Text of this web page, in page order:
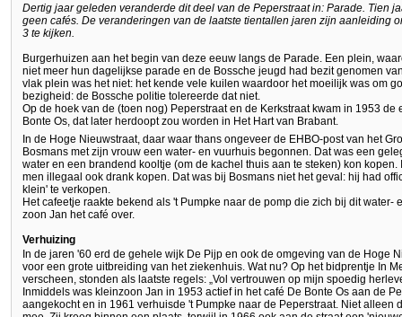
Dertig jaar geleden veranderde dit deel van de Peperstraat in: Parade. Tien
geen cafés. De veranderingen van de laatste tientallen jaren zijn aanleiding
3 te kijken.
Burgerhuizen aan het begin van deze eeuw langs de Parade. Een plein,
niet meer hun dagelijkse parade en de Bossche jeugd had bezit genomen
vlak plein was het niet: het kende vele kuilen waardoor het moeilijk was om
bezigheid: de Bossche politie tolereerde dat niet.
Op de hoek van de (toen nog) Peperstraat en de Kerkstraat kwam in 1953
Bonte Os, dat later herdoopt zou worden in Het Hart van Brabant.
In de Hoge Nieuwstraat, daar waar thans ongeveer de EHBO-post van het
Bosmans met zijn vrouw een water- en vuurhuis begonnen. Dat was een
water en een brandend kooltje (om de kachel thuis aan te steken) kon
men illegaal ook drank kopen. Dat was bij Bosmans niet het geval: hij had
klein' te verkopen.
Het cafeetje raakte bekend als 't Pumpke naar de pomp die zich bij dit
zoon Jan het café over.
Verhuizing
In de jaren '60 erd de gehele wijk De Pijp en ook de omgeving van de Hoge
voor een grote uitbreiding van het ziekenhuis. Wat nu? Op het bidprentje In
verscheen, stonden als laatste regels: „Vol vertrouwen op mijn spoedig
Inmiddels was kleinzoon Jan in 1953 actief in het café De Bonte Os aan de
aangekocht en in 1961 verhuisde 't Pumpke naar de Peperstraat. Niet alleen